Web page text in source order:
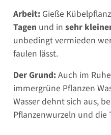
Arbeit: Gieße
Tagen und in sehr
unbedingt vermieden
faulen lässt.
Der Grund:Auch im
immergrüne Pflanzen
Wasser dehnt sich aus,
Pflanzenwurzeln und die